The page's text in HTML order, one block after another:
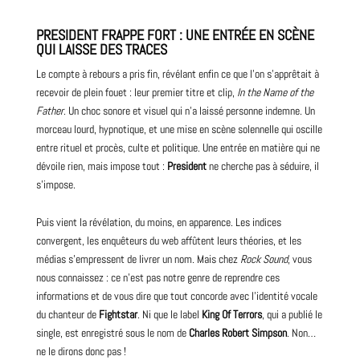
PRESIDENT FRAPPE FORT : UNE ENTRÉE EN SCÈNE
QUI LAISSE DES TRACES
Le compte à rebours a pris fin, révélant enfin ce que l’on s’apprêtait à
recevoir de plein fouet : leur premier titre et clip, In the Name of the
Father. Un choc sonore et visuel qui n’a laissé personne indemne. Un
morceau lourd, hypnotique, et une mise en scène solennelle qui oscille
entre rituel et procès, culteet politique. Une entrée en matière qui ne
dévoile rien, mais impose tout : Presidentne cherche pas à séduire, il
s’impose.
Puis vient la révélation, du moins, en apparence. Les indices
convergent, les enquêteurs du web affûtent leurs théories, et les
médias s’empressent de livrer un nom. Mais chez Rock Sound, vous
nous connaissez : ce n’est pas notre genre de reprendre ces
informations et de vous dire que tout concorde avec l’identité vocale
du chanteur de Fightstar. Ni que le label King Of Terrors, qui a publié le
single, est enregistré sous le nom de CharlesRobertSimpson. Non…
ne le dirons donc pas !